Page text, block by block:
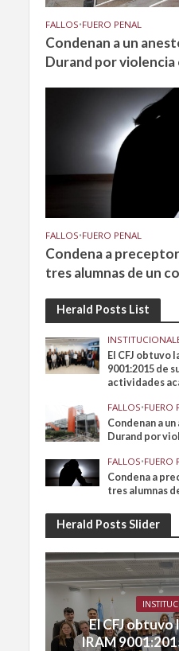
FALLOS•FUERO PENAL
Condenan a un
Durand por
FALLOS•FUERO PENAL
Condena a
tres alumnas de un
Herald Posts List
El CFJ obtuvo
9001:2015 de
actividades
FALLOS•FUERO
Condenan a
Durand por
FALLOS•FUERO
Condena a
tres alumnas
Herald Posts Slider
El CFJ
IRAM